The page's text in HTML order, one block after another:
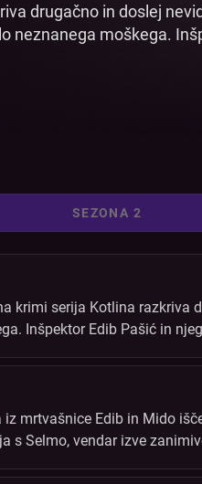
drugačno in doslej
neznanega moškega.
primer. Novinarka Ajla
je šlo za nesrečo, izginotje
preiskovalce pripeljejo
SEZONA 2
krimi serija Kotlina razkriva
Inšpektor Edib Pašić in
mrtvašnice Edib in Mido
s Selmo, vendar izve